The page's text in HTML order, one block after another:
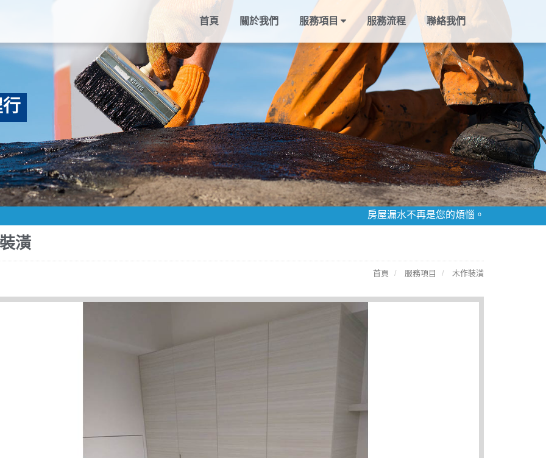
首頁 關於我們 服務項目 服務流程 聯絡我們
房屋漏水不再是您的煩惱。防水找臻鎂 稱心
潢
首頁 服務項目 木作裝潢